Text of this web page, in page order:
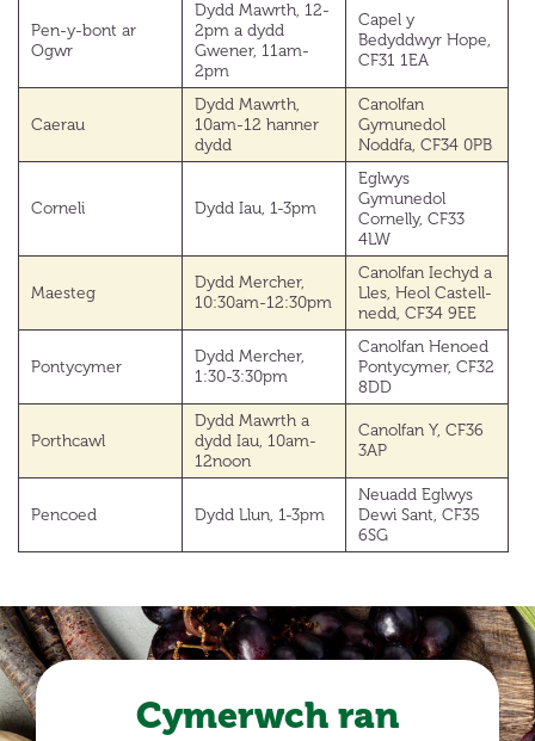
Pen-y-bont ar
Ogwr
Dydd Mawrth, 12-
2pm a dydd
Gwener, 11am-
2pm
Capel y
Bedyddwyr Hope,
CF31 1EA
Caerau
Dydd Mawrth,
10am-12 hanner
dydd
Canolfan
Gymunedol
Noddfa, CF34 0PB
Corneli Dydd Iau, 1-3pm
Eglwys
Gymunedol
Cornelly, CF33
4LW
Maesteg
Dydd Mercher,
10:30am-12:30pm
Canolfan Iechyd a
Lles, Heol Castell-
nedd, CF34 9EE
Pontycymer
Dydd Mercher,
1:30-3:30pm
Canolfan Henoed
Pontycymer, CF32
8DD
Porthcawl
Dydd Mawrth a
dydd Iau, 10am-
12noon
Canolfan Y, CF36
3AP
Pencoed Dydd Llun, 1-3pm
Neuadd Eglwys
Dewi Sant, CF35
6SG
Cymerwch ran